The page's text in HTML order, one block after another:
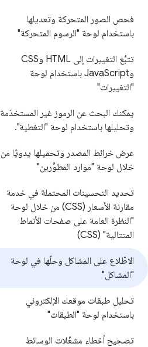
فحص الصور المتحركة وتعديلها
باستخدام لوحة "الرسوم المتحركة"
تتبُّع التغييرات إلى HTML وCSS
وJava
Script باستخدام لوحة
"التغييرات"
يمكنك البحث عن الرموز غير المستخدَمة
وتحليلها باستخدام لوحة "التغطية".
عرض خرائط المصدر وتحميلها يدويًا من
خلال لوحة "موارد المطوِّرين"
تحديد التحسينات المحتملة في خدمة
مقارنة الأسعار (CSS) من خلال لوحة
"النظرة العامة على صفحات الأنماط
المتتالية" (CSS)
الاطّلاع على المشاكل وحلّها في لوحة
"المشاكل"
تحليل طبقات موقعك الإلكتروني
باستخدام لوحة "الطبقات"
تصحيح أخطاء مشغّلات الوسائط